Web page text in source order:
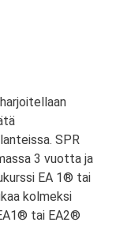
SPR
3 vuotta ja
EA 1® tai
kolmeksi
tai EA2®